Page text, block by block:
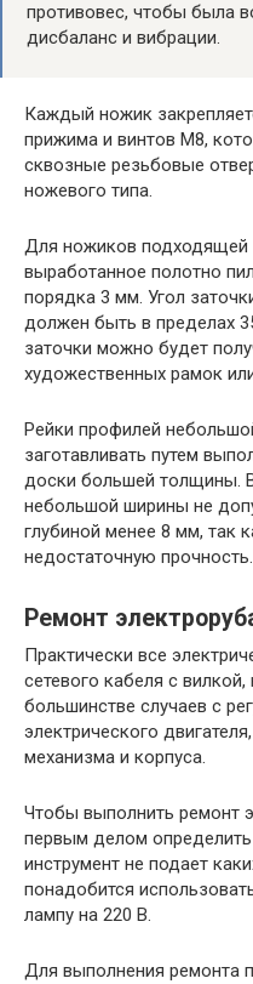
противовес, чтобы была
дисбаланс и вибрации.
Каждый ножик
прижима и винтов М8,
сквозные резьбовые
ножевого типа.
Для ножиков подходящей
выработанное полотно
порядка 3 мм. Угол
должен быть в пределах
заточки можно будет
художественных рамок
Рейки профилей
заготавливать путем
доски большей толщины.
небольшой ширины не
глубиной менее 8 мм, так
недостаточную прочность.
Ремонт
Практически все
сетевого кабеля с
большинстве случаев с
электрического
механизма и корпуса.
Чтобы выполнить ремонт
первым делом определить
инструмент не подает
понадобится
лампу на 220 В.
Для выполнения ремонта